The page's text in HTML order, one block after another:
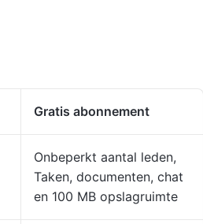
Gratis abonnement
Onbeperkt aantal leden,
Taken, documenten, chat
en 100 MB opslagruimte